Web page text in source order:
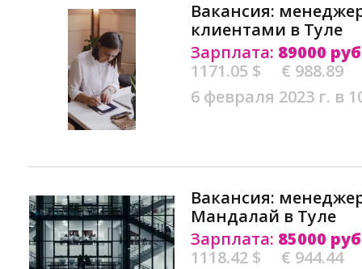
Вакансия:
клиентами в Туле
Зарплата: 89000
1171.05 $
€ 988.89
6 февраля 2023 г. в
Вакансия:
Мандалай в Туле
Зарплата: 85000
1118.42 $
€ 944.44